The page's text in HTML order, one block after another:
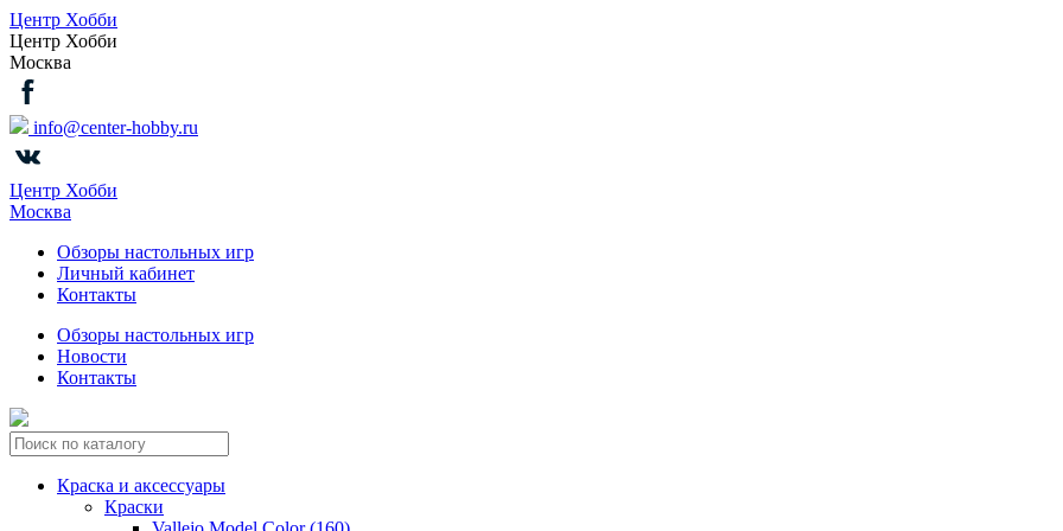
Центр Хобби
Центр Хобби
Москва
info@center-hobby.ru
Центр Хобби
Москва
Обзоры настольных игр
Личный кабинет
Контакты
Обзоры настольных игр
Новости
Контакты
Краска и аксессуары
Краски